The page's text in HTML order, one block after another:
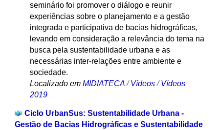
seminário foi promover o diálogo e reunir
experiências sobre o planejamento e a gestão
integrada e participativa de bacias hidrográficas,
levando em consideração a relevância do tema na
busca pela sustentabilidade urbana e as
necessárias inter-relações entre ambiente e
sociedade.
Localizado em MIDIATECA /Vídeos /Vídeos
2019
Ciclo UrbanSus: Sustentabilidade Urbana -
Gestão de Bacias Hidrográficas e Sustentabilidade